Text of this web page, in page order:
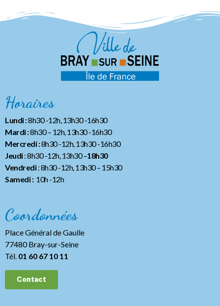
Horaires
Lundi :8h30 -12h, 13h30 -16h30
Mardi :8h30 – 12h, 13h30 -16h30
Mercredi :8h30 -12h, 13h30 -16h30
Jeudi: 8h30 -12h, 13h30 –18h30
Vendredi: 8h30 -12h, 13h30– 15h30
Samedi :10h -12h
Coordonnées
Place Général de Gaulle
77480 Bray-sur-Seine
Tél. 01 60 67 10 11
Contact